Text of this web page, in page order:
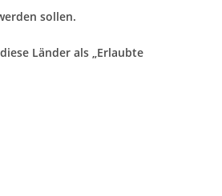
sollen.
Länder als „Erlaubte